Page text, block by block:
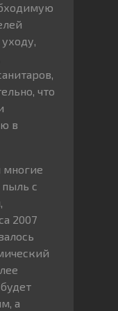
что
в
многие
пыль с
2007
а